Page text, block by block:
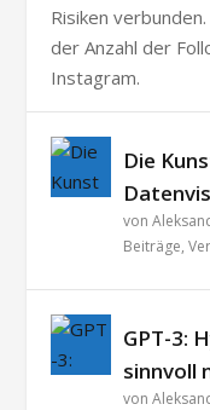
Risiken
der Anzahl der
Instagram.
Die
von
Beiträge,
GPT-3:
sinnvoll
von